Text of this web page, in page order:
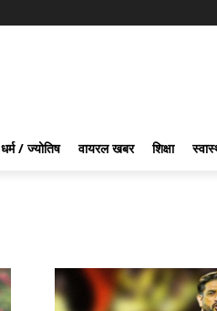
धर्म / ज्योतिष वायरल खबर शिक्षा